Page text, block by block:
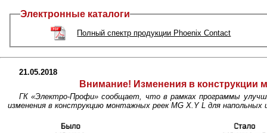
Электронные каталоги
Полный спектр продукции Phoenix Contact
21.05.2018
Внимание! Изменения в
ГК «Электро-Профи» сообщает, что в рамках программы
изменения в конструкцию монтажных реек MG X.Y L для напольных